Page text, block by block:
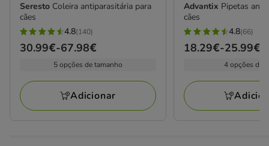
Seresto Coleira antiparasitária para
cães
4.8
estrelas
140
avaliações
4.8(140)
Preço
a
67.98€
30.99€-67.98€
5 opções de tamanho
Adicionar
Advantix Pipetas
cães
4.8
estrelas
66
avaliações
4.8(66)
Preço
a
25.99€
18.29€-25.99€
4 opções de